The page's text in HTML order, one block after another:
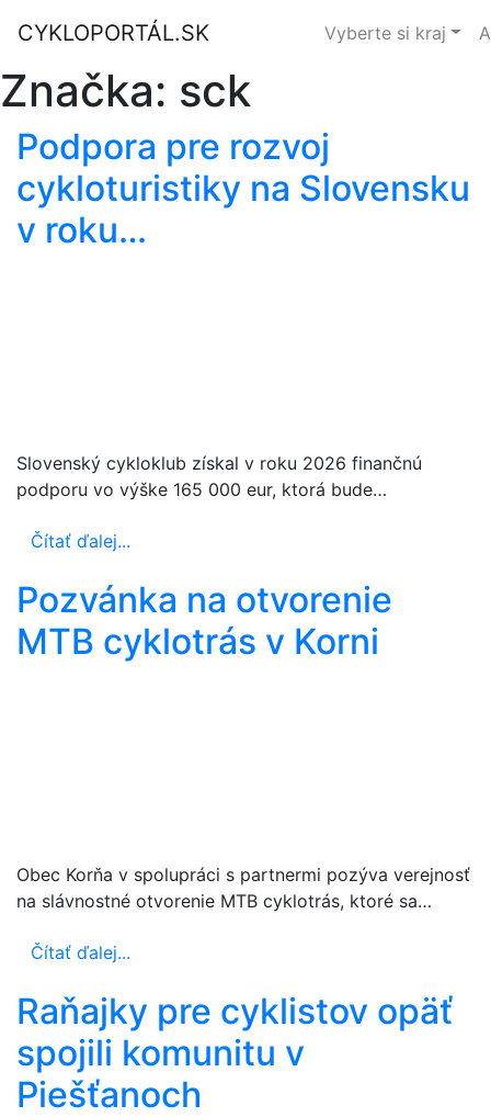
CYKLOPORTÁL.SK Vyberte si kraj
Značka: sck
Podpora pre rozvoj
cykloturistiky na Slovensku
v roku…
Slovenský cykloklub získal v roku 2026 finančnú
podporu vo výške 165 000 eur, ktorá bude…
Čítať ďalej...
Pozvánka na otvorenie
MTB cyklotrás v Korni
Obec Korňa v spolupráci s partnermi pozýva verejnosť
na slávnostné otvorenie MTB cyklotrás, ktoré sa…
Čítať ďalej...
Raňajky pre cyklistov opäť
spojili komunitu v
Piešťanoch